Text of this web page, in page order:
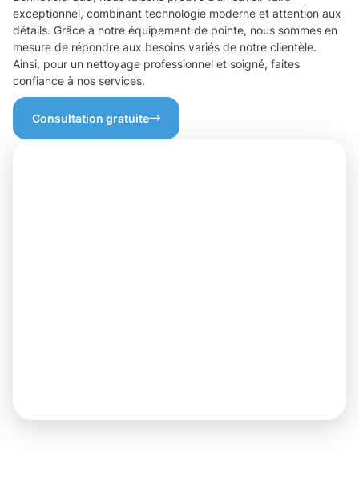
exceptionnel, combinant technologie moderne et attention aux
détails. Grâce à notre équipement de pointe, nous sommes en
mesure de répondre aux besoins variés de notre clientèle.
Ainsi, pour un nettoyage professionnel et soigné, faites
confiance à nos services.
Consultation gratuite